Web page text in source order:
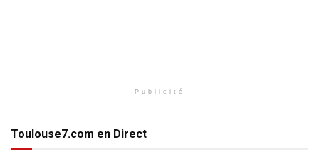
Publicité
Toulouse7.com en Direct